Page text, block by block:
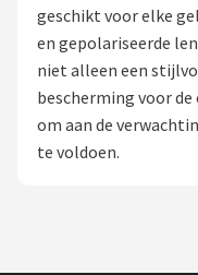
Polaroid
KIMU
Kingseven
geschikt voor elke
en gepolariseerde
niet alleen een
bescherming voor
om aan de
te voldoen.